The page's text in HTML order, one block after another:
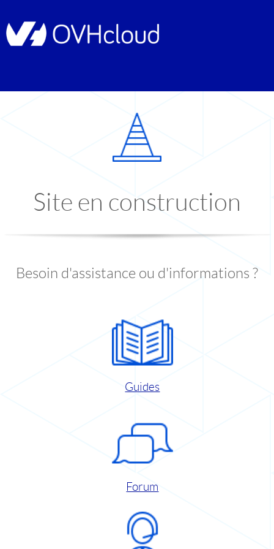
Site en construction
Besoin d'assistance ou d'informations ?
Guides
Forum